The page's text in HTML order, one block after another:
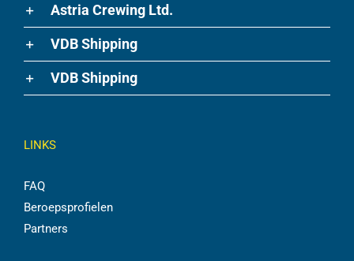
Astria Crewing Ltd.
VDB Shipping
VDB Shipping
LINKS
FAQ
Beroepsprofielen
Partners